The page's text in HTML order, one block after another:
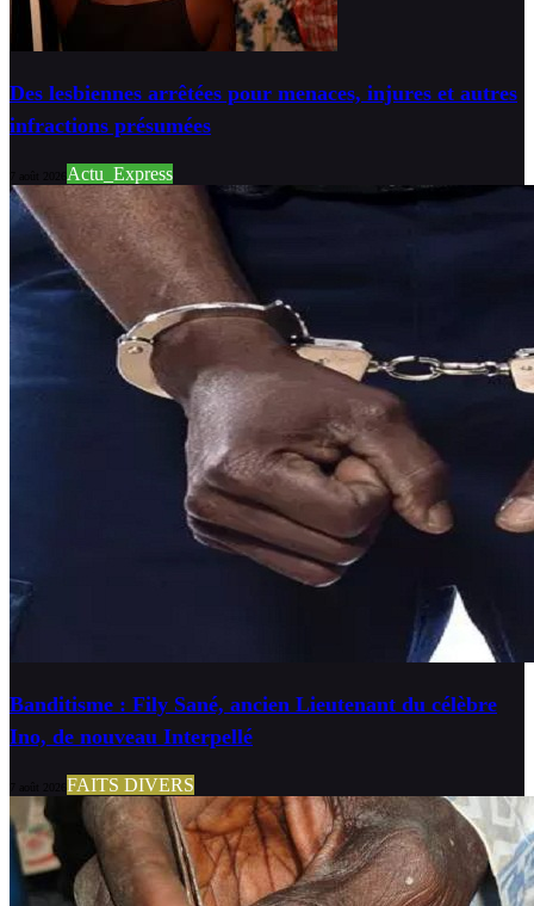
Des lesbiennes arrêtées pour menaces, injures et autres
infractions présumées
Actu_Express
Banditisme : Fily Sané, ancien Lieutenant du célèbre
Ino, de nouveau Interpellé
FAITS DIVERS